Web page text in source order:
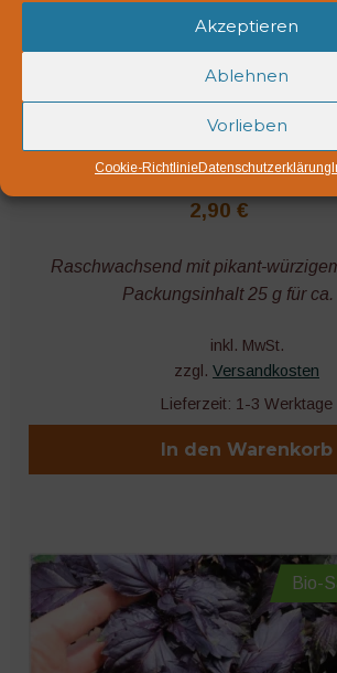
Akzeptieren
Ablehnen
Vorlieben
Cookie-RichtlinieDatenschutzerklärung
Kresse, einfache
2,90 €
Raschwachsend mit pikant-
Packungsinhalt 25 g für ca.
inkl. MwSt.
zzgl. Versandkosten
Lieferzeit: 1-3 Werktage
In den Warenkorb
Bio-